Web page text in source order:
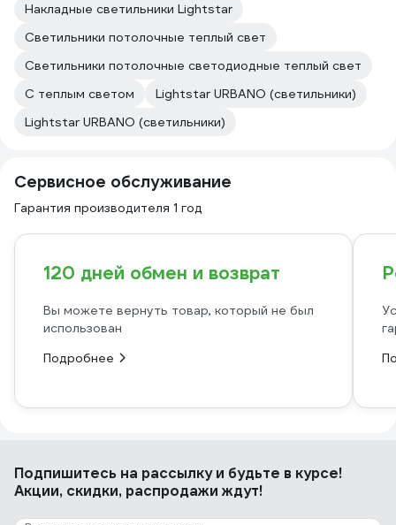
Накладные светильники Lightstar
Светильники потолочные теплый свет
Светильники потолочные светодиодные теплый свет
С теплым светом
Lightstar URBANO (светильники)
Lightstar URBANO (светильники)
Сервисное обслуживание
Гарантия производителя 1 год
120 дней обмен и возврат
Вы можете вернуть товар, который не был
использован
Подробнее
Подпишитесь на рассылкуи будьте в курсе!
Акции, скидки, распродажи ждут!